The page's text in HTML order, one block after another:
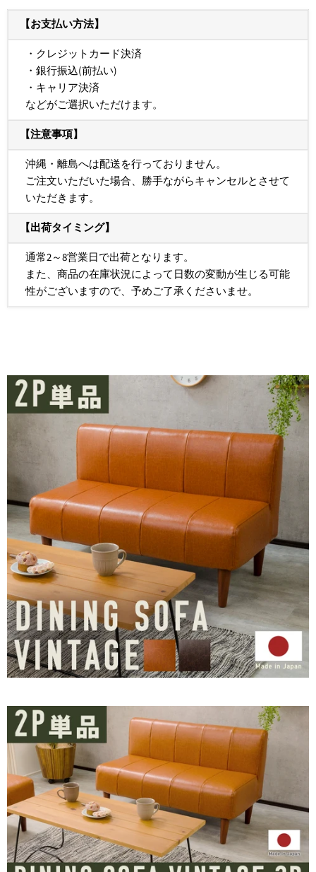
【お支払い方法】
・クレジットカード決済
・銀行振込(前払い)
・キャリア決済
などがご選択いただけます。
【注意事項】
沖縄・離島へは配送を行っておりません。
ご注文いただいた場合、勝手ながらキャンセルとさせて
いただきます。
【出荷タイミング】
通常2～8営業日で出荷となります。
また、商品の在庫状況によって日数の変動が生じる可能
性がございますので、予めご了承くださいませ。